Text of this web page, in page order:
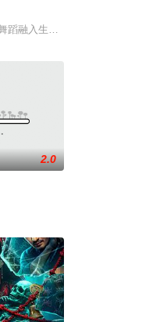
蹈融入生活的冲绳。与母亲
露被廖爷灭口，可疑人
2.0